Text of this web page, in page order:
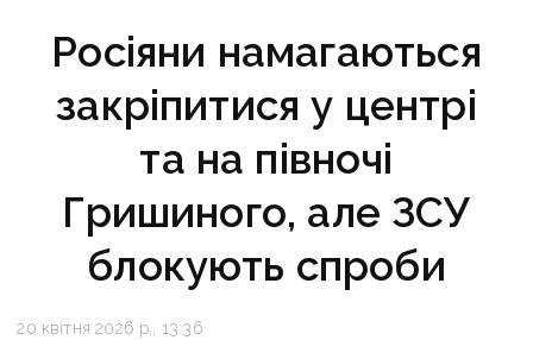
Росіяни намагаються
закріпитися у центрі
та на півночі
Гришиного, але ЗСУ
блокують спроби
20 квітня 2026 р., 13:36